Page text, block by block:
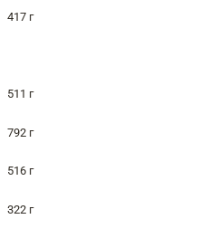
417 г
511 г
792 г
516 г
322 г